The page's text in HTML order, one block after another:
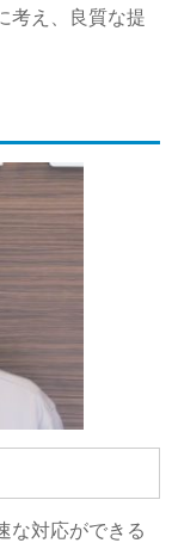
考え、良質な提
な対応ができる